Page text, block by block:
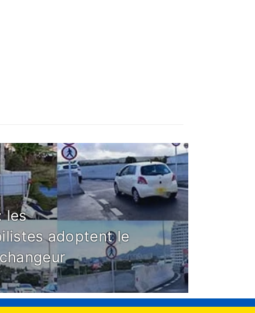
les
adoptent le